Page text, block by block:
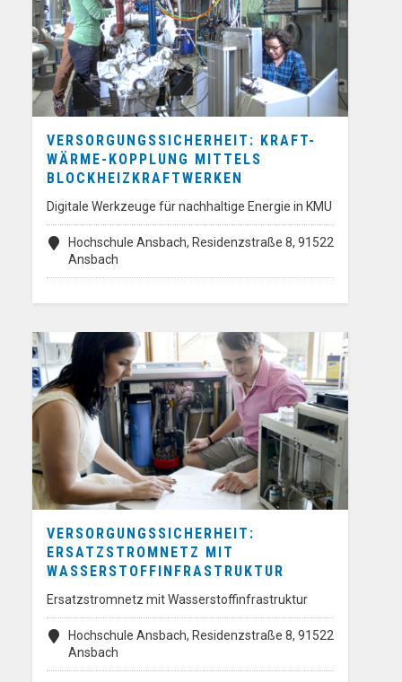
VERSORGUNGSSICHERHEIT: KRAFT-
WÄRME-KOPPLUNG MITTELS
BLOCKHEIZKRAFTWERKEN
Digitale Werkzeuge für nachhaltige Energie in KMU
Hochschule Ansbach, Residenzstraße 8, 91522
Ansbach
VERSORGUNGSSICHERHEIT:
ERSATZSTROMNETZ MIT
WASSERSTOFFINFRASTRUKTUR
Ersatzstromnetz mit Wasserstoffinfrastruktur
Hochschule Ansbach, Residenzstraße 8, 91522
Ansbach